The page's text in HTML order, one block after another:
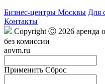
Бизнес-центры Москвы Для
Контакты
Copyright Ⓒ 2026 аренда
без комиссии
aovm.ru
Применить Сброс